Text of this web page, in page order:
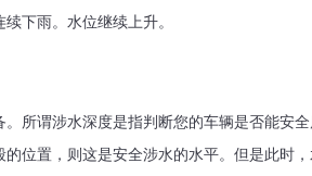
下雨。水位继续上升。
所谓涉水深度是指判断您的车辆是否能安全
位置，则这是安全涉水的水平。但是此时